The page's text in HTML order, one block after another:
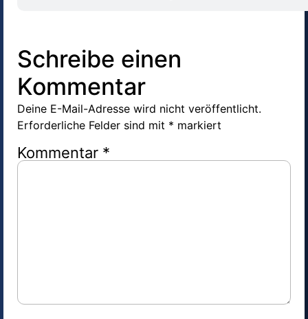
Schreibe einen
Kommentar
Deine E-Mail-Adresse wird nicht veröffentlicht.
Erforderliche Felder sind mit * markiert
Kommentar *